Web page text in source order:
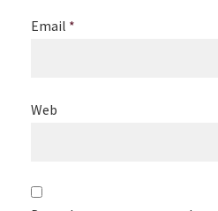
Email *
Web